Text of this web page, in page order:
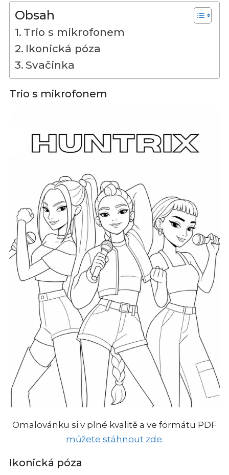
Obsah
Trio s mikrofonem
Ikonická póza
Svačinka
Trio s mikrofonem
Omalovánku si v plné kvalitě a ve formátu PDF
můžete stáhnout zde.
Ikonická póza